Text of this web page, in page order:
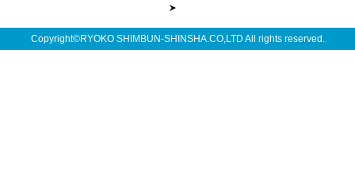
Copyright©RYOKO SHIMBUN-SHINSHA.CO,LTD All rights reserved.